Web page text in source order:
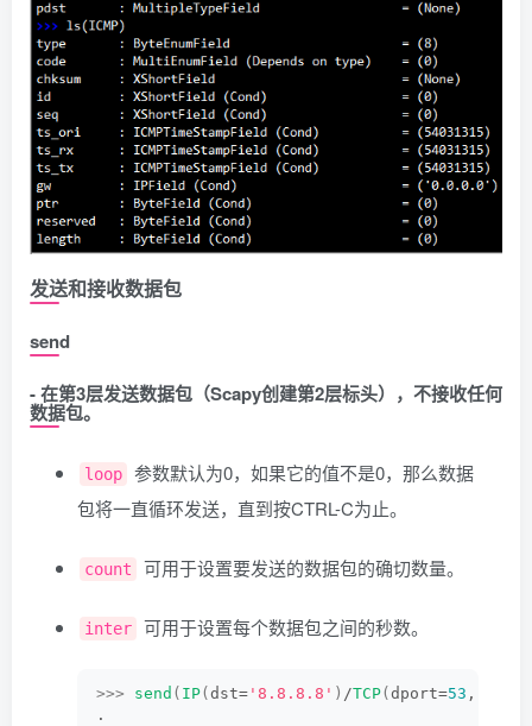
发送和接收数据包
send
- 在第3层发送数据包（Scapy创建第2层标头），不接收任何
数据包。
loop
参数默认为0，如果它的值不是0，那么数据
包将一直循环发送，直到按CTRL-C为止。
count 可用于设置要发送的数据包的确切数量。
inter 可用于设置每个数据包之间的秒数。
>>> send ( IP(dst= '8.8.8.8' ) /TCP(dport=53 ,
.